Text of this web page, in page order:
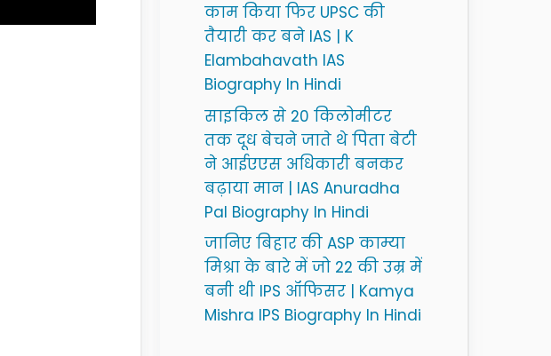
काम किया फिर UPSC की
तैयारी कर बने IAS | K
Elambahavath IAS
Biography In Hindi
साइकिल से 20 किलोमीटर
तक दूध बेचने जाते थे पिता बेटी
ने आईएएस अधिकारी बनकर
बढ़ाया मान | IAS Anuradha
Pal Biography In Hindi
जानिए बिहार की ASP काम्या
मिश्रा के बारे में जो 22 की उम्र में
बनी थी IPS ऑफिसर | Kamya
Mishra IPS Biography In Hindi